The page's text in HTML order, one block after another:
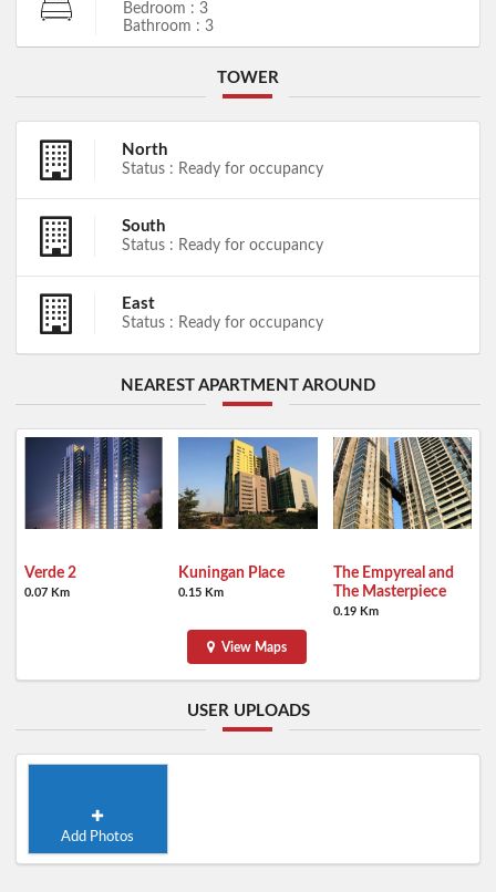
Bedroom : 3
Bathroom : 3
TOWER
North
Status : Ready for occupancy
South
Status : Ready for occupancy
East
Status : Ready for occupancy
NEAREST APARTMENT AROUND
Verde 2
0.07 Km
Kuningan Place
0.15 Km
The Empyreal and
The Masterpiece
0.19 Km
View Maps
USER UPLOADS
Add Photos